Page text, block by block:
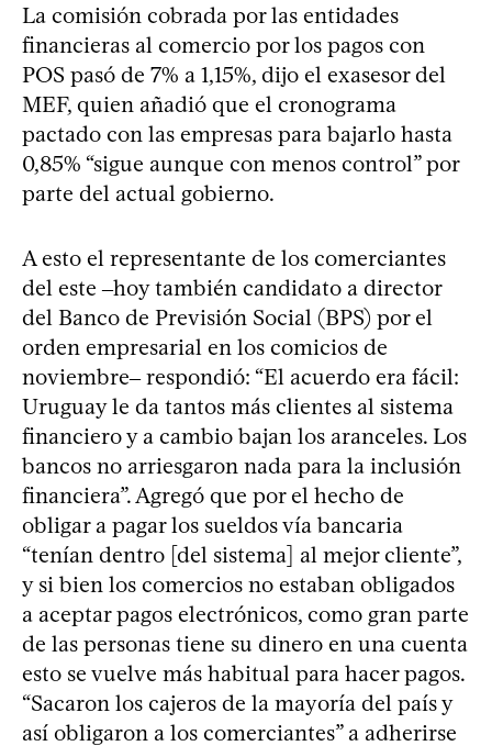
La comisión cobrada por las entidades
financieras al comercio por los pagos con
POS pasó de 7% a 1,15%, dijo el exasesor del
MEF, quien añadió que el cronograma
pactado con las empresas para bajarlo hasta
0,85% “sigue aunque con menos control” por
parte del actual gobierno.
A esto el representante de los comerciantes
del este ‒hoy también candidato a director
del Banco de Previsión Social (BPS) por el
orden empresarial en los comicios de
noviembre‒ respondió: “El acuerdo era fácil:
Uruguay le da tantos más clientes al sistema
financiero y a cambio bajan los aranceles. Los
bancos no arriesgaron nada para la inclusión
financiera”. Agregó que por el hecho de
obligar a pagar los sueldos vía bancaria
“tenían dentro [del sistema] al mejor cliente”,
y si bien los comercios no estaban obligados
a aceptar pagos electrónicos, como gran parte
de las personas tiene su dinero en una cuenta
esto se vuelve más habitual para hacer pagos.
“Sacaron los cajeros de la mayoría del país y
así obligaron a los comerciantes” a adherirse